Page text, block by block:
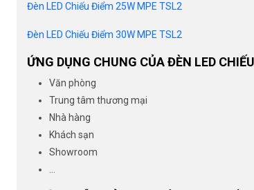
Đèn LED Chiếu Điểm 25W MPE TSL2
Đèn LED Chiếu Điểm 30W MPE TSL2
ỨNG DỤNG CHUNG CỦA ĐÈN LED
Văn phòng
Trung tâm thương mại
Nhà hàng
Khách sạn
Showroom